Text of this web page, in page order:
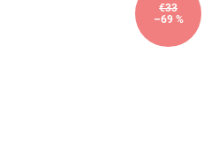
€33
–69 %